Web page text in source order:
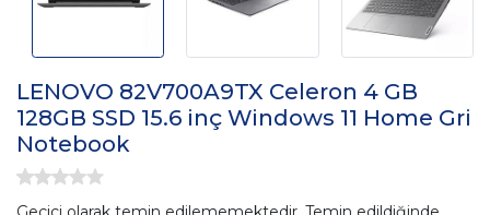
LENOVO 82V700A9TX Celeron 4 GB
128GB SSD 15.6 inç Windows 11 Home Gri
Notebook